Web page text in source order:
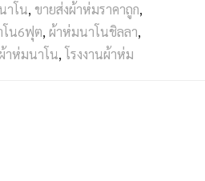
าโน, ขายส่งผ้าห่มราคาถูก,
น6ฟุต, ผ้าห่มนาโนชิลลา,
าห่มนาโน, โรงงานผ้าห่ม